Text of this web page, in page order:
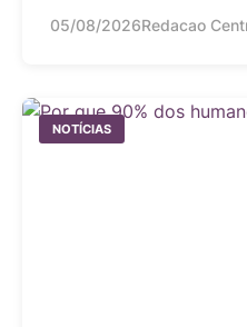
05/08/2026Redacao
NOTÍCIAS